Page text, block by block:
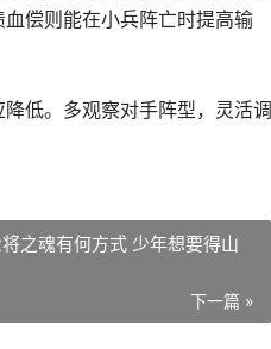
偿则能在小兵阵亡时提高输
低。多观察对手阵型，灵活调
之魂有何方式 少年想要得山
下一篇 »